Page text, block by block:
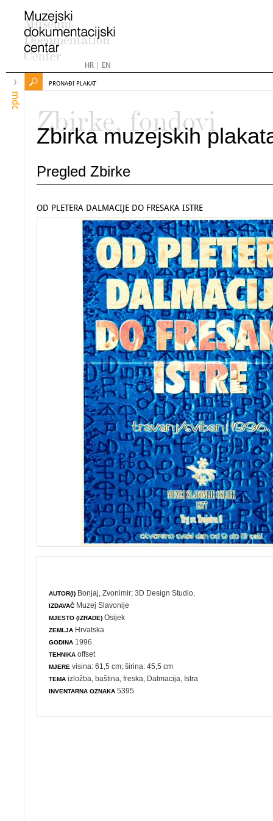
HR| EN
mdc
PRONAĐI PLAKAT
Zbirke, fondovi
Zbirka muzejskih
Pregled Zbirke
OD PLETERA DALMACIJE DO FRESAKA ISTRE
AUTOR(I) Bonjaj, Zvonimir;3D Design Studio,
IZDAVAČ Muzej Slavonije
MJESTO (IZRADE) Osijek
ZEMLJA Hrvatska
GODINA 1996.
TEHNIKA offset
MJERE visina: 61,5 cm; širina: 45,5 cm
TEMA izložba ,baština ,freska , Dalmacija, Istra
INVENTARNA OZNAKA 5395